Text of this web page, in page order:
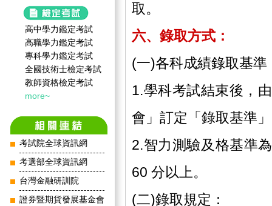
高中學力鑑定考試
高職學力鑑定考試
專科學力鑑定考試
全國技術士檢定考試
教師資格檢定考試
more~
考試院全球資訊網
考選部全球資訊網
台灣金融研訓院
證券暨期貨發展基金會
取。
六、錄取方式：
(一)各科成績錄取基準
1.學科考試結束後，
會」訂定「錄取基準
2.智力測驗及格基準
60 分以上。
(二)錄取規定：